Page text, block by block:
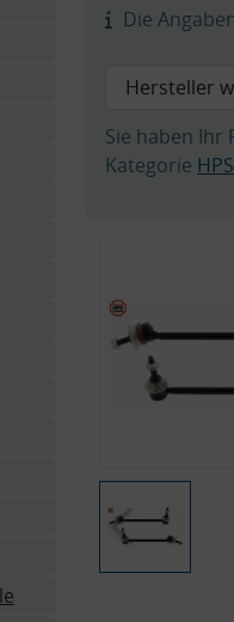
Die
Sie haben Ihr
Kategorie